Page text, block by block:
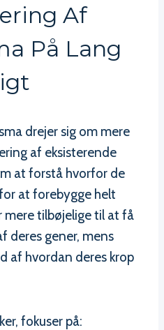
Af
På Lang
drejer sig om mere
af eksisterende
at forstå hvorfor de
at forebygge helt
mere tilbøjelige til at få
deres gener, mens
af hvordan deres krop
fokuser på: